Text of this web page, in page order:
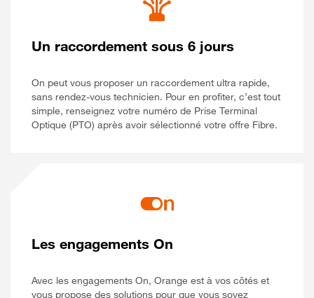
Un raccordement sous 6 jours
On peut vous proposer un raccordement ultra rapide,
sans rendez-vous technicien. Pour en profiter, c’est tout
simple, renseignez votre numéro de Prise Terminal
Optique (PTO) après avoir sélectionné votre offre Fibre.
Les engagements On
Avec les engagements On, Orange est à vos côtés et
vous propose des solutions pour que vous soyez